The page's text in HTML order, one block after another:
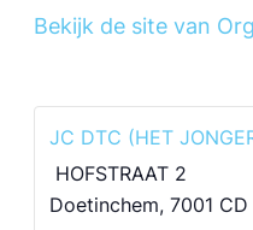
Bekijk de site van
JC DTC (HET
HOFSTRAAT 2
Doetinchem, 7001 CD